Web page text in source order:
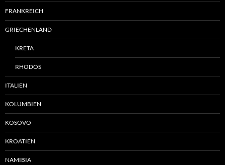
FRANKREICH
GRIECHENLAND
KRETA
RHODOS
ITALIEN
KOLUMBIEN
KOSOVO
KROATIEN
NAMIBIA